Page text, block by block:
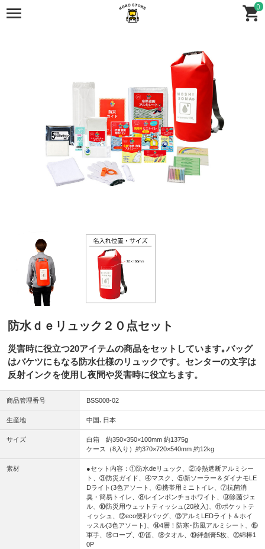
0
全商品
防水ｄｅリュック２０点セット
災害時に役立つ20アイテムの商品をセットしています｡バッグ
はバケツにもなる防水仕様のリュックです。センターの文字は
反射インクを使用し夜間や災害時に役立ちます。
商品管理番号 BSS008-02
生産地 中国､日本
サイズ
白箱 約350×350×100mm 約1375g
ケース（8入り）約370×720×540mm 約12kg
素材
●セット内容：①防水deリュック、②冷熱遮断アルミシー
ト、③防災ガイド、④マスク、⑤新ソーラー＆ダイナモLE
Dライト(3色アソート、⑥携帯用ミニトイレ、⑦抗菌消
臭・簡易トイレ、⑧レインポンチョホワイト、⑨除菌ジェ
ル、⑩防災用ウェットティッシュ(20枚入)、⑪ポケットテ
ィッシュ、⑫eco便利バッグ、⑬アルミLEDライト＆ホイ
ッスル(3色アソート)、⑭4層！防寒･防風アルミシート、⑮
軍手、⑯ロープ、⑰笛、⑱タオル、⑲絆創膏5枚、⑳綿棒1
0P